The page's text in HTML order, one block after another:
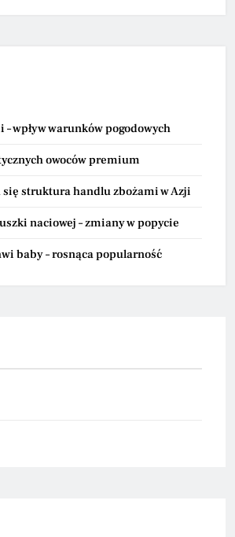
wpływ warunków pogodowych
owoców premium
się struktura handlu zbożami w Azji
naciowej – zmiany w popycie
baby – rosnąca popularność